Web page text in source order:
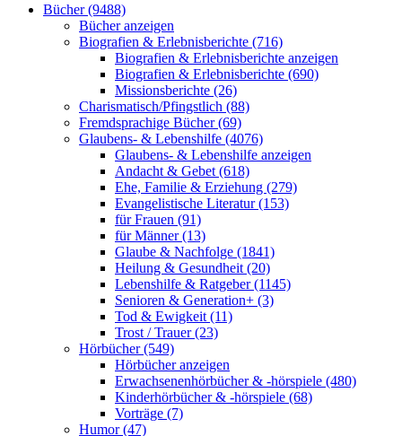
Bücher (9488)
Bücher anzeigen
Biografien & Erlebnisberichte (716)
Biografien & Erlebnisberichte anzeigen
Biografien & Erlebnisberichte (690)
Missionsberichte (26)
Charismatisch/Pfingstlich (88)
Fremdsprachige Bücher (69)
Glaubens- & Lebenshilfe (4076)
Glaubens- & Lebenshilfe anzeigen
Andacht & Gebet (618)
Ehe, Familie & Erziehung (279)
Evangelistische Literatur (153)
für Frauen (91)
für Männer (13)
Glaube & Nachfolge (1841)
Heilung & Gesundheit (20)
Lebenshilfe & Ratgeber (1145)
Senioren & Generation+ (3)
Tod & Ewigkeit (11)
Trost / Trauer (23)
Hörbücher (549)
Hörbücher anzeigen
Erwachsenenhörbücher & -hörspiele (480)
Kinderhörbücher & -hörspiele (68)
Vorträge (7)
Humor (47)